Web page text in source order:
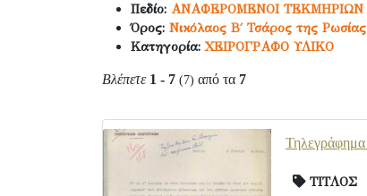
Πεδίο: ΑΝΑΦΕΡΟΜΕΝΟΙ ΤΕΚΜΗΡΙΩΝ
Όρος: Νικόλαος Β΄ Τσάρος της Ρωσίας
Κατηγορία:ΧΕΙΡΟΓΡΑΦΟ ΥΛΙΚΟ
Βλέπετε 1 - 7 (7) από τα 7
Τηλεγράφημα
ΤΙΤΛΟΣ